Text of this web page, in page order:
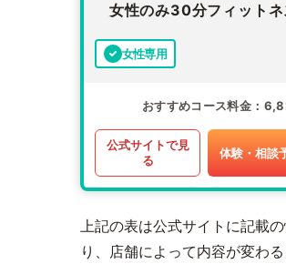
女性のみ30分フィットネ
女性専用
おすすめコース料金
公式サイトで見
る
体験・相談
上記の表は公式サイトに記載
り、店舗によって内容が変わ